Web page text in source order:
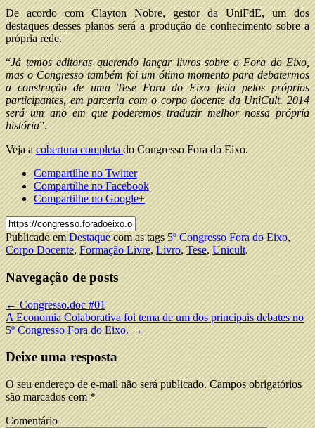
De acordo com Clayton Nobre, gestor da UniFdE, um dos
destaques desses planos será a produção de conhecimento sobre a
própria rede.
“Já temos editoras querendo lançar livros sobre o Fora do Eixo,
mas o Congresso também foi um ótimo momento para debatermos
a construção de uma Tese Fora do Eixo feita pelos próprios
participantes, em parceria com o corpo docente da UniCult. 2014
será um ano em que poderemos traduzir melhor nossa própria
história”.
Veja acobertura completado Congresso Fora do Eixo.
Compartilhe no Twitter
Compartilhe no Facebook
Compartilhe no Google+
Publicado emDestaquecom as tags5º Congresso Fora do Eixo,
Corpo Docente,Formação Livre,Livro,Tese,Unicult.
Navegação de posts
←Congresso.doc #01
A Economia Colaborativa foi tema de um dos principais debates no
5º Congresso Fora do Eixo.→
Deixe uma resposta
O seu endereço de e-mail não será publicado.Campos obrigatórios
são marcados com*
Comentário